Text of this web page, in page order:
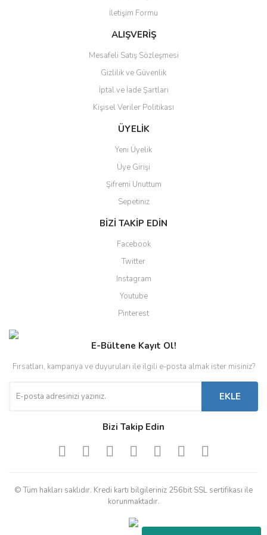
Bu ürüne benzer farklı alternatifler olmalı.
Gönder
İletişim Formu
ALIŞVERİŞ
Mesafeli Satış Sözleşmesi
Gizlilik ve Güvenlik
İptal ve İade Şartları
Kişisel Veriler Politikası
ÜYELİK
Yeni Üyelik
Üye Girişi
Şifremi Unuttum
Sepetiniz
BİZİ TAKİP EDİN
Facebook
Twitter
Instagram
Youtube
Pinterest
E-Bültene Kayıt Ol!
Fırsatları, kampanya ve duyuruları ile ilgili e-posta almak ister misiniz?
EKLE
Bizi Takip Edin
© Tüm hakları saklıdır. Kredi kartı bilgileriniz 256bit SSL sertifikası ile
korunmaktadır.